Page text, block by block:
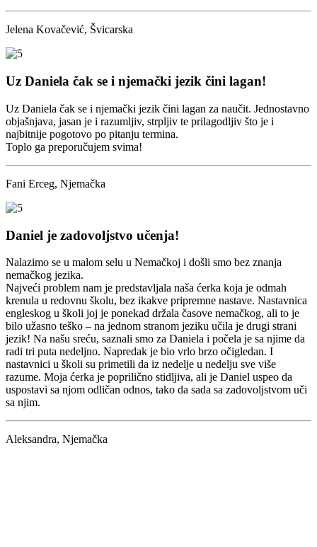
Jelena Kovačević, Švicarska
Uz Daniela čak se i njemački jezik čini lagan!
Uz Daniela čak se i njemački jezik čini lagan za naučit. Jednostavno
objašnjava, jasan je i razumljiv, strpljiv te prilagodljiv što je i
najbitnije pogotovo po pitanju termina.
Toplo ga preporučujem svima!
Fani Erceg, Njemačka
Daniel je zadovoljstvo učenja!
Nalazimo se u malom selu u Nemačkoj i došli smo bez znanja
nemačkog jezika.
Najveći problem nam je predstavljala naša ćerka koja je odmah
krenula u redovnu školu, bez ikakve pripremne nastave. Nastavnica
engleskog u školi joj je ponekad držala časove nemačkog, ali to je
bilo užasno teško – na jednom stranom jeziku učila je drugi strani
jezik! Na našu sreću, saznali smo za Daniela i počela je sa njime da
radi tri puta nedeljno. Napredak je bio vrlo brzo očigledan. I
nastavnici u školi su primetili da iz nedelje u nedelju sve više
razume. Moja ćerka je poprilično stidljiva, ali je Daniel uspeo da
uspostavi sa njom odličan odnos, tako da sada sa zadovoljstvom uči
sa njim.
Aleksandra, Njemačka